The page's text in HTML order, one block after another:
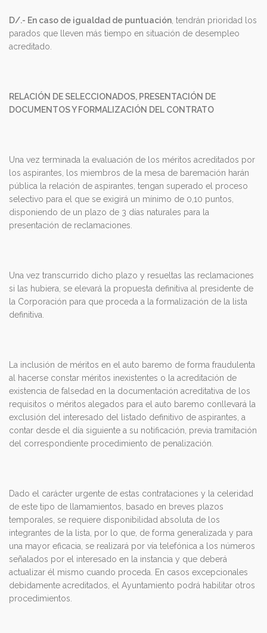
D/.- En caso de igualdad de puntuación , tendrán prioridad los
parados que lleven más tiempo en situación de desempleo
acreditado.
RELACIÓN DE SELECCIONADOS, PRESENTACIÓN DE
DOCUMENTOS Y FORMALIZACIÓN DEL CONTRATO
Una vez terminada la evaluación de los méritos acreditados por
los aspirantes, los miembros de la mesa de baremación harán
pública la relación de aspirantes, tengan superado el proceso
selectivo para el que se exigirá un mínimo de 0,10 puntos,
disponiendo de un plazo de 3 días naturales para la
presentación de reclamaciones.
Una vez transcurrido dicho plazo y resueltas las reclamaciones
si las hubiera, se elevará la propuesta definitiva al presidente de
la Corporación para que proceda a la formalización de la lista
definitiva.
La inclusión de méritos en el auto baremo de forma fraudulenta
al hacerse constar méritos inexistentes o la acreditación de
existencia de falsedad en la documentación acreditativa de los
requisitos o méritos alegados para el auto baremo conllevará la
exclusión del interesado del listado definitivo de aspirantes, a
contar desde el día siguiente a su notificación, previa tramitación
del correspondiente procedimiento de penalización.
Dado el carácter urgente de estas contrataciones y la celeridad
de este tipo de llamamientos, basado en breves plazos
temporales, se requiere disponibilidad absoluta de los
integrantes de la lista, por lo que, de forma generalizada y para
una mayor eficacia, se realizará por vía telefónica a los números
señalados por el interesado en la instancia y que deberá
actualizar él mismo cuando proceda. En casos excepcionales
debidamente acreditados, el Ayuntamiento podrá habilitar otros
procedimientos.